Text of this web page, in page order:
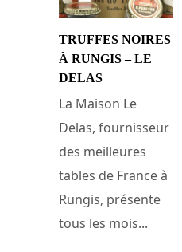
TRUFFES NOIRES
À RUNGIS – LE
DELAS
La Maison Le
Delas, fournisseur
des meilleures
tables de France à
Rungis, présente
tous les mois...